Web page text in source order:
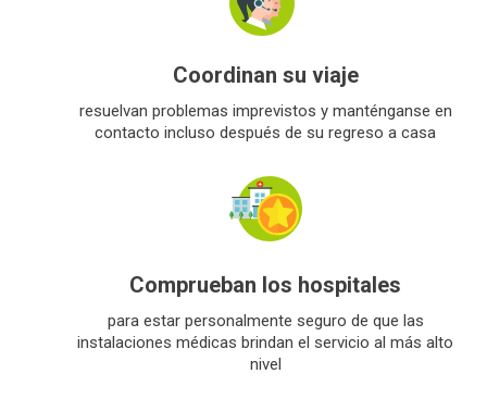
Coordinan su viaje
resuelvan problemas imprevistos y manténganse en
contacto incluso después de su regreso a casa
Comprueban los hospitales
para estar personalmente seguro de que las
instalaciones médicas brindan el servicio al más alto
nivel